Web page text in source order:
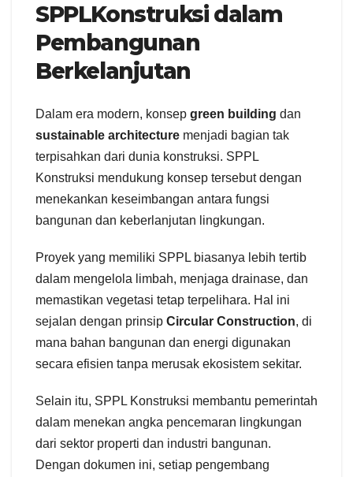
SPPLKonstruksi dalam
Pembangunan
Berkelanjutan
Dalam era modern, konsep green building dan
sustainable architecture menjadi bagian tak
terpisahkan dari dunia konstruksi. SPPL
Konstruksi mendukung konsep tersebut dengan
menekankan keseimbangan antara fungsi
bangunan dan keberlanjutan lingkungan.
Proyek yang memiliki SPPL biasanya lebih tertib
dalam mengelola limbah, menjaga drainase, dan
memastikan vegetasi tetap terpelihara. Hal ini
sejalan dengan prinsip Circular Construction, di
mana bahan bangunan dan energi digunakan
secara efisien tanpa merusak ekosistem sekitar.
Selain itu, SPPL Konstruksi membantu pemerintah
dalam menekan angka pencemaran lingkungan
dari sektor properti dan industri bangunan.
Dengan dokumen ini, setiap pengembang